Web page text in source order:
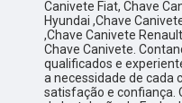
Canivete Fiat, Chave
Hyundai ,Chave
,Chave Canivete
Chave Canivete.
qualificados e
a necessidade de cada
satisfação e confiança.